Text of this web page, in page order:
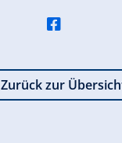
Zurück zur